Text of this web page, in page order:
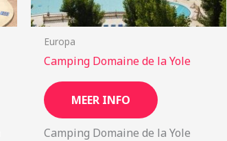
Europa
Camping Domaine de la Yole
MEER INFO
Camping Domaine de la Yole